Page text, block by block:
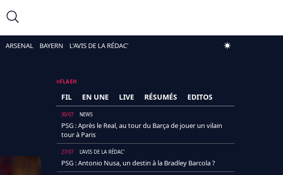
ARSENAL BAYERN L'AVIS DE LA RÉDAC'
FLASH
FIL EN UNE LIVE RÉSUMÉS EDITOS
30/07 NEWS
PSG : Après le Real, au tour du Barça de jouer un vilain
tour à Paris
27/07 L'AVIS DE LA RÉDAC'
PSG : Antonio Nusa, un destin à la Bradley Barcola ?